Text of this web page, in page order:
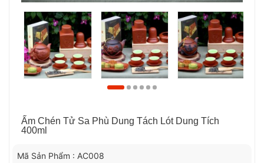
Ấm Chén Tử Sa Phù Dung Tách Lót Dung Tích
400ml
Mã Sản Phẩm : AC008